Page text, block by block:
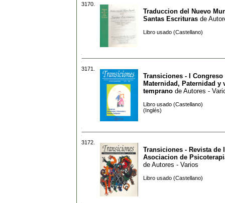
3170.
Traduccion del Nuevo
Santas Escrituras de
Libro usado (Castellano)
3171.
Transiciones - I Congreso
Maternidad, Paternidad y
temprano de Autores -
Libro usado (Castellano)
(Inglés)
3172.
Transiciones - Revista de
Asociacion de
de Autores - Varios
Libro usado (Castellano)